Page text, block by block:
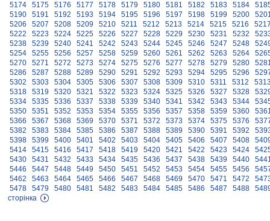
5174
5175 5176 5177 5178 5179 5180 5181 5182 5183 5184
5190
5191 5192 5193 5194 5195 5196 5197 5198 5199 5200
5206
5207 5208 5209 5210 5211 5212 5213 5214 5215 5216
5222
5223 5224 5225 5226 5227 5228 5229 5230 5231 5232
5238
5239 5240 5241 5242 5243 5244 5245 5246 5247 5248
5254
5255 5256 5257 5258 5259 5260 5261 5262 5263 5264
5270
5271 5272 5273 5274 5275 5276 5277 5278 5279 5280
5286
5287 5288 5289 5290 5291 5292 5293 5294 5295 5296
5302
5303 5304 5305 5306 5307 5308 5309 5310 5311 5312
5318
5319 5320 5321 5322 5323 5324 5325 5326 5327 5328
5334
5335 5336 5337 5338 5339 5340 5341 5342 5343 5344
5350
5351 5352 5353 5354 5355 5356 5357 5358 5359 5360
5366
5367 5368 5369 5370 5371 5372 5373 5374 5375 5376
5382
5383 5384 5385 5386 5387 5388 5389 5390 5391 5392
5398
5399 5400 5401 5402 5403 5404 5405 5406 5407 5408
5414
5415 5416 5417 5418 5419 5420 5421 5422 5423 5424
5430
5431 5432 5433 5434 5435 5436 5437 5438 5439 5440
5446
5447 5448 5449 5450 5451 5452 5453 5454 5455 5456
5462
5463 5464 5465 5466 5467 5468 5469 5470 5471 5472
5478
5479 5480 5481 5482 5483 5484 5485 5486 5487 5488
сторінка